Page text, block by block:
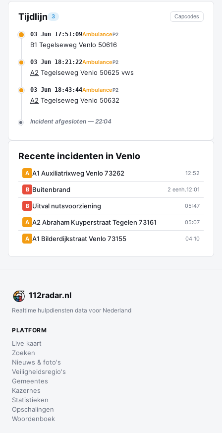
Tijdlijn 3 Capcodes
03 Jun 17:51:09AmbulanceP2
B1 Tegelseweg Venlo 50616
03 Jun 18:21:22AmbulanceP2
A2 Tegelseweg Venlo 50625 vws
03 Jun 18:43:44AmbulanceP2
A2 Tegelseweg Venlo 50632
Incident afgesloten — 22:04
Recente incidenten in Venlo
A A1 Auxiliatrixweg Venlo 73262 12:52
B Buitenbrand 2 eenh.12:01
B Uitval nutsvoorziening 05:47
A A2 Abraham Kuyperstraat Tegelen 73161 05:07
A A1 Bilderdijkstraat Venlo 73155 04:10
112radar.nl
Realtime hulpdiensten data voor Nederland
PLATFORM
Live kaart
Zoeken
Nieuws & foto's
Veiligheidsregio's
Gemeentes
Kazernes
Statistieken
Opschalingen
Woordenboek